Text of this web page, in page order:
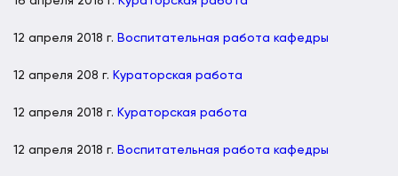
12 апреля 2018 г. Воспитательная работа кафедры
12 апреля 208 г. Кураторская работа
12 апреля 2018 г. Кураторская работа
12 апреля 2018 г. Воспитательная работа кафедры